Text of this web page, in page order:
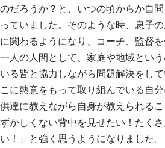
のだろうか？と、いつの頃からか自
っていました。そのような時、息子
に関わるようになり、コーチ、監督を
一人の人間として、家庭や地域とい
いる皆と協力しながら問題解決をし
こに熱意をもって取り組んでいる自
供達に教えながら自身が教えられる
ずかしくない背中を見せたい！たく
い！」と強く思うようになりました